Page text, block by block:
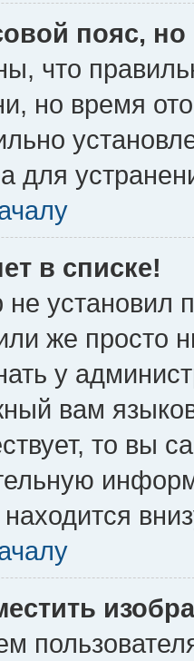
пояс,
что
но время
для
в списке!
не установил
же просто
у
вам
то вы